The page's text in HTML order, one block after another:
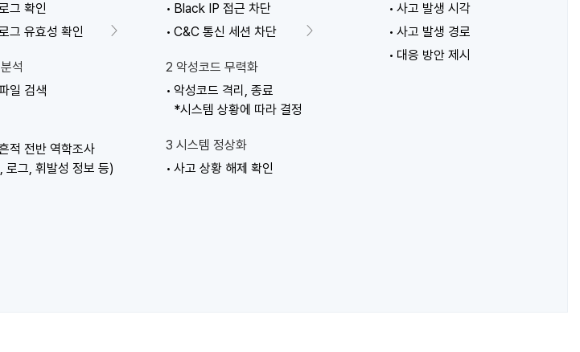
그 확인
그 유효성 확인
석
일 검색
적 전반 역학조사
로그, 휘발성 정보 등)
Black IP 접근 차단
C&C 통신 세션 차단
2 악성코드 무력화
악성코드 격리, 종료
*시스템 상황에 따라 결정
3 시스템 정상화
사고 상황 해제 확인
사고 발생 시각
사고 발생 경로
대응 방안 제시